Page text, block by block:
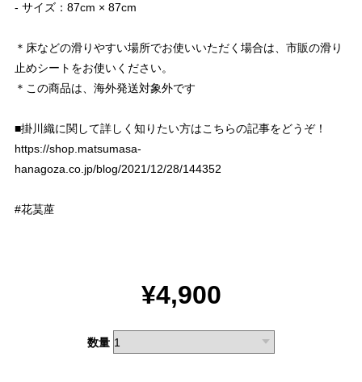
- サイズ：87cm × 87cm
＊床などの滑りやすい場所でお使いいただく場合は、市販の滑り
止めシートをお使いください。
＊この商品は、海外発送対象外です
■掛川織に関して詳しく知りたい方はこちらの記事をどうぞ！
https://shop.matsumasa-
hanagoza.co.jp/blog/2021/12/28/144352
#花茣蓙
¥4,900
数量